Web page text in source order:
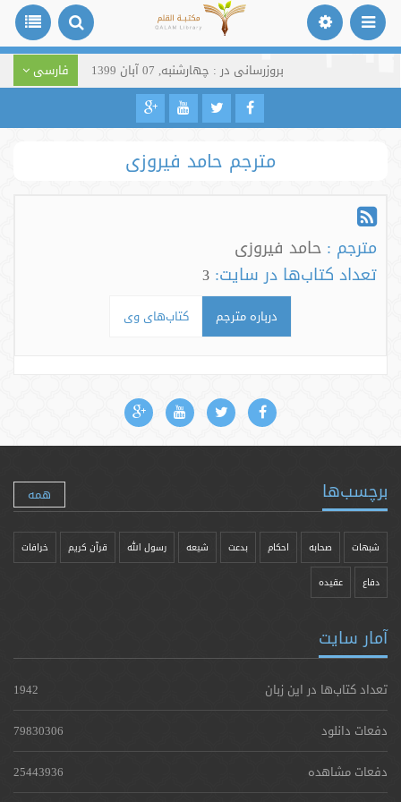
بروزرسانی در : چهارشنبه, 07 آبان 1399 فارسی
مترجم حامد فیروزی
مترجم : حامد فیروزی
تعداد کتاب‌ها در سایت: 3
درباره مترجم کتاب‌های وی
برچسب‌ها همه
شبهات صحابه احکام بدعت شیعه رسول الله قرآن کریم خرافات
دفاع عقیده
آمار سایت
تعداد کتاب‌ها در این زبان
1942
دفعات دانلود
79830306
دفعات مشاهده
25443936